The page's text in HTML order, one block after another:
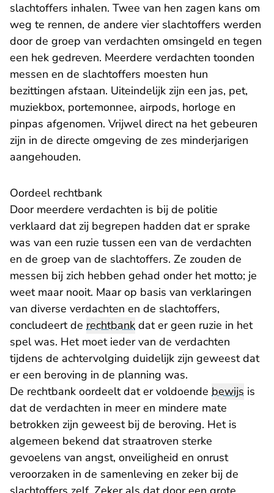
slachtoffers inhalen. Twee van hen zagen kans om
weg te rennen, de andere vier slachtoffers werden
door de groep van verdachten omsingeld en tegen
een hek gedreven. Meerdere verdachten toonden
messen en de slachtoffers moesten hun
bezittingen afstaan. Uiteindelijk zijn een jas, pet,
muziekbox, portemonnee, airpods, horloge en
pinpas afgenomen. Vrijwel direct na het gebeuren
zijn in de directe omgeving de zes minderjarigen
aangehouden.
Oordeel rechtbank
Door meerdere verdachten is bij de politie
verklaard dat zij begrepen hadden dat er sprake
was van een ruzie tussen een van de verdachten
en de groep van de slachtoffers. Ze zouden de
messen bij zich hebben gehad onder het motto; je
weet maar nooit. Maar op basis van verklaringen
van diverse verdachten en de slachtoffers,
concludeert de rechtbank dat er geen ruzie in het
spel was. Het moet ieder van de verdachten
tijdens de achtervolging duidelijk zijn geweest dat
er een beroving in de planning was.
De rechtbank oordeelt dat er voldoende bewijs is
dat de verdachten in meer en mindere mate
betrokken zijn geweest bij de beroving. Het is
algemeen bekend dat straatroven sterke
gevoelens van angst, onveiligheid en onrust
veroorzaken in de samenleving en zeker bij de